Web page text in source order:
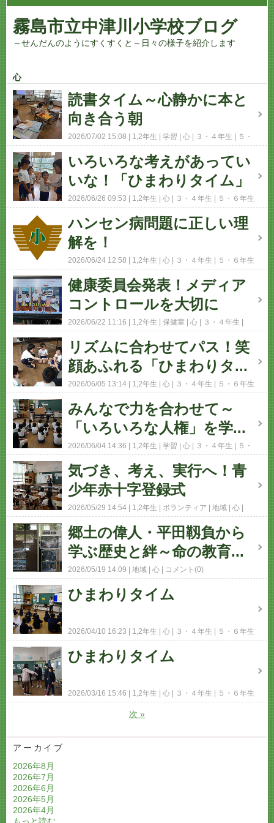
霧島市立中津川小学校ブログ
～せんだんのようにすくすくと～日々の様子を紹介します
心
読書タイム～心静かに本と
向き合う朝
2026/07/02 15:08 1,2年生 学習 心 ３・４年生
５・
６年生
コメント(0)
いろいろな考えがあってい
いな！「ひまわりタイム」
2026/06/26 09:53 1,2年生 心 ３・４年生
５・６年生
コメント(0)
ハンセン病問題に正しい理
解を！
2026/06/24 12:58 1,2年生 心 ３・４年生
５・６年生
コメント(0)
健康委員会発表！メディア
コントロールを大切に
2026/06/22 11:16 1,2年生 保健室 心
３・４年生
５・６年生
コメント(0)
リズムに合わせてパス！笑
顔あふれる「ひまわりタ...
2026/06/05 13:14 1,2年生 心 ３・４年生
５・６年生
コメント(0)
みんなで力を合わせて～
「いろいろな人権」を学...
2026/06/04 14:36 1,2年生 学習 心 ３・４年生
５・
６年生
コメント(0)
気づき、考え、実行へ！青
少年赤十字登録式
2026/05/29 14:54 1,2年生 ボランティア 地域
心
３・４年生
５・６年生 コメント(0)
郷土の偉人・平田靱負から
学ぶ歴史と絆～命の教育...
2026/05/19 14:09 地域 心 コメント(0)
ひまわりタイム
2026/04/10 16:23 1,2年生 心 ３・４年生
５・６年生
コメント(0)
ひまわりタイム
2026/03/16 15:46 1,2年生 心 ３・４年生
５・６年生
コメント(0)
次 »
アーカイブ
2026年8月
2026年7月
2026年6月
2026年5月
2026年4月